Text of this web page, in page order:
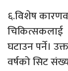
६.विशेष
घटाउन पर्ने।
वर्षको सिट